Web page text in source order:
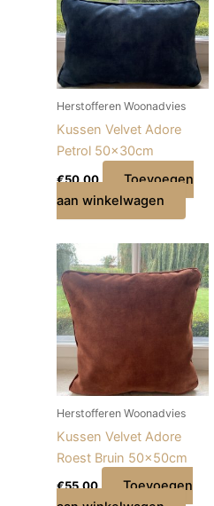
Herstofferen Woonadvies
Kussen Velvet Adore
Petrol 50x30cm
€50,00
Toevoegen
aan winkelwagen
Herstofferen Woonadvies
Kussen Velvet Adore
Roest Bruin 50x50cm
€55,00
Toevoegen